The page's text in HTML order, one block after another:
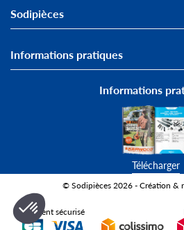
Sodipièces
Informations pratiques
Informations
Télécharger
© Sodipièces 2026 - Création &
Paiement sécurisé